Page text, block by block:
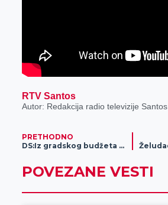
RTV Santos
Autor: Redakcija radio televizije Santos
PRETHODNO
DS:Iz gradskog budžeta za Komisiju za korišćenje poljoprivrednog zemljišta, izdvojeno 4,247 miliona dinara naknade
POVEZANE VESTI